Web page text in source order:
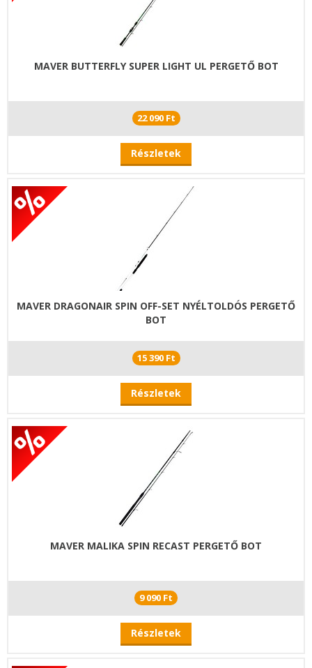
MAVER BUTTERFLY SUPER LIGHT UL PERGETŐ BOT
22 090 Ft
Részletek
MAVER DRAGONAIR SPIN OFF-SET NYÉLTOLDÓS PERGETŐ
BOT
15 390 Ft
Részletek
MAVER MALIKA SPIN RECAST PERGETŐ BOT
9 090 Ft
Részletek